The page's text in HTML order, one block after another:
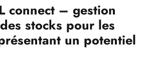
connect – gestion
stocks pour les
un potentiel